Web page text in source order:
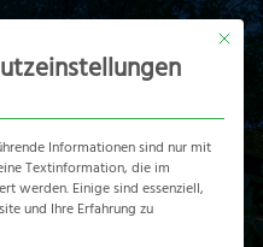
Mit
Informationen sind nur mit
Textinformation, die im
werden. Einige sind essenziell,
und Ihre Erfahrung zu